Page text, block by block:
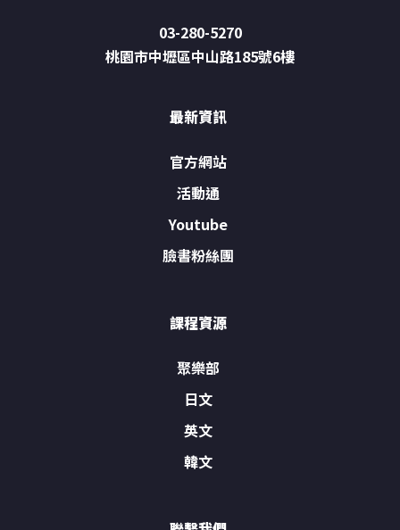
03-280-5270
桃園市中壢區中山路185號6樓
最新資訊
官方網站
活動通
Youtube
臉書粉絲團
課程資源
聚樂部
日文
英文
韓文